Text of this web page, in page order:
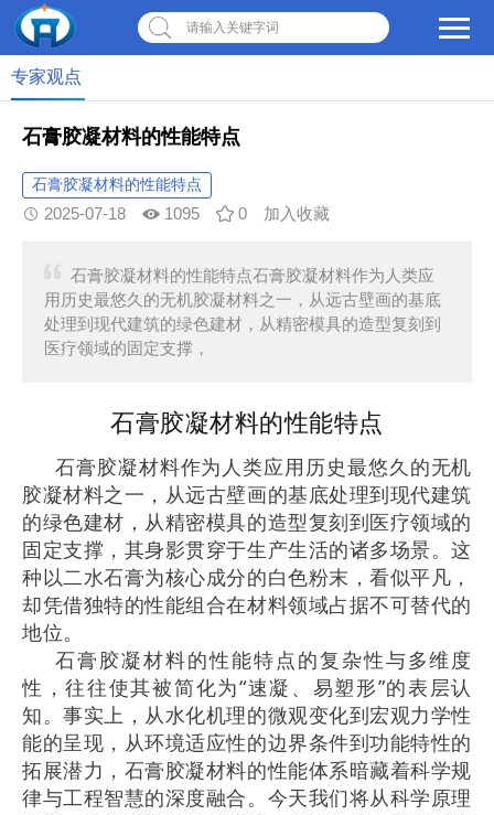
请输入关键字词
专家观点
石膏胶凝材料的性能特点
石膏胶凝材料的性能特点
2025-07-18 1095 0 加入收藏
石膏胶凝材料的性能特点石膏胶凝材料作为人类应
用历史最悠久的无机胶凝材料之一，从远古壁画的基底
处理到现代建筑的绿色建材，从精密模具的造型复刻到
医疗领域的固定支撑，
石膏胶凝材料的性能特点
石膏胶凝材料作为人类应用历史最悠久的无机
胶凝材料之一，从远古壁画的基底处理到现代建筑
的绿色建材，从精密模具的造型复刻到医疗领域的
固定支撑，其身影贯穿于生产生活的诸多场景。这
种以二水石膏为核心成分的白色粉末，看似平凡，
却凭借独特的性能组合在材料领域占据不可替代的
地位。
石膏胶凝材料的性能特点的复杂性与多维度
性，往往使其被简化为“速凝、易塑形”的表层认
知。事实上，从水化机理的微观变化到宏观力学性
能的呈现，从环境适应性的边界条件到功能特性的
拓展潜力，石膏胶凝材料的性能体系暗藏着科学规
律与工程智慧的深度融合。今天我们将从科学原理